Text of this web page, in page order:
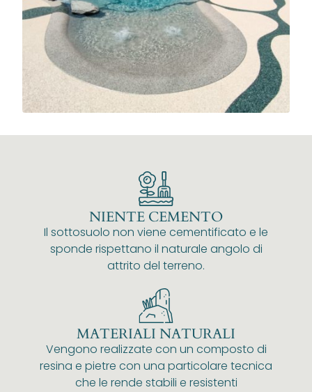
NIENTE CEMENTO
Il sottosuolo non viene cementificato e le
sponde rispettano il naturale angolo di
attrito del terreno.
MATERIALI NATURALI
Vengono realizzate con un composto di
resina e pietre con una particolare tecnica
che le rende stabili e resistenti